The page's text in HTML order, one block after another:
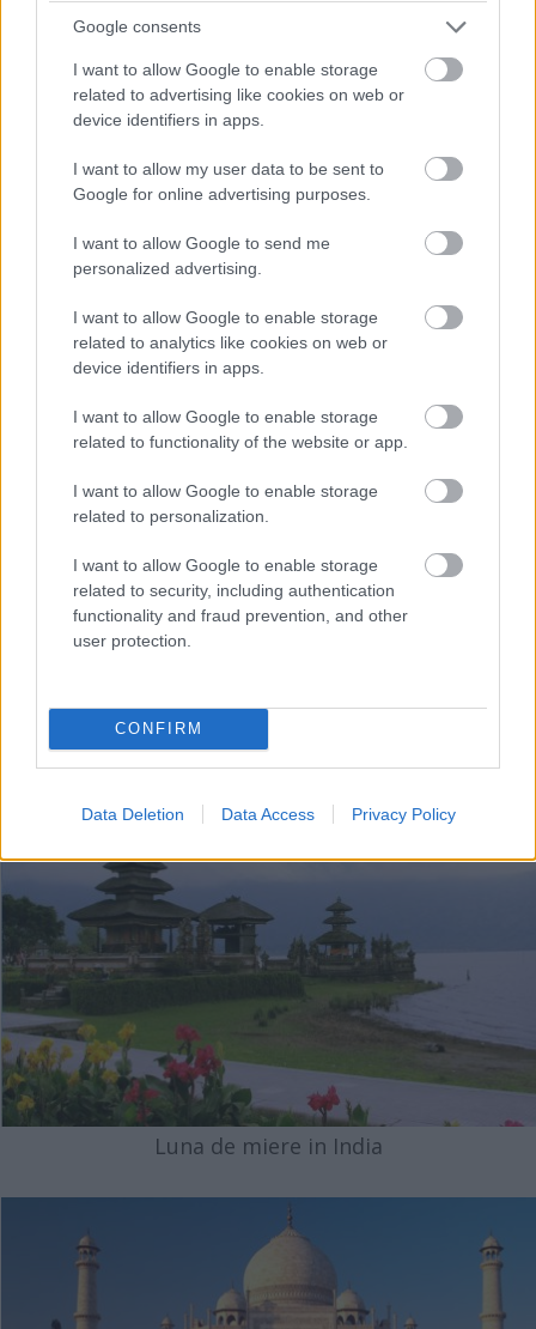
Google consents
I want to allow Google to enable storage
related to advertising like cookies on web or
device identifiers in apps.
I want to allow my user data to be sent to
Google for online advertising purposes.
I want to allow Google to send me
personalized advertising.
I want to allow Google to enable storage
related to analytics like cookies on web or
device identifiers in apps.
I want to allow Google to enable storage
related to functionality of the website or app.
I want to allow Google to enable storage
related to personalization.
I want to allow Google to enable storage
related to security, including authentication
functionality and fraud prevention, and other
user protection.
CONFIRM
Data Deletion Data Access Privacy Policy
corali si se mandrete cu plaje superbe, atat cu nisip
alb, dar si cu nisip negru. Partea de vest a insulei
ofera unele dintre cele mai bune
plaje de surfing
din lume, iar partea de est reprezinta un loc
minunat pentru a va relaxa si a inota in apele
linistite si curate. Oluna de miere la Bali
petrecuta pe plaja, intr-un
inconjurati fiind de peisaje uimitoare. In Bali vi se
ofera foarte multe optiuni de petrecere a timpului:
puteti face echitatie sau surfing, plimbari cu
caiacul, scufundari, drumetii in natura,
bungee-
care isi doresc o luna de miere linistita, relaxanta si
romantica, pot petrece timpul pe o plaja virgina
sau se poate lasa rasfatat la un spa.
Luna de miere in India